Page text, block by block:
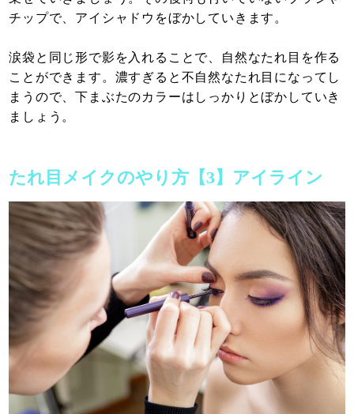
チップで、アイシャドウをぼかしていきます。
涙袋と同じ形で影を入れることで、自然なたれ目を作る
ことができます。濃すぎると不自然なたれ目になってし
まうので、下まぶたのカラーはしっかりとぼかしていき
ましょう。
たれ目メイクのやり方【3】アイライン